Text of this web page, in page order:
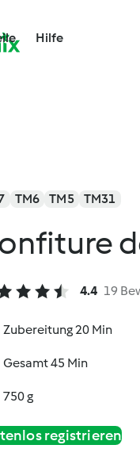
Hilfe
TM6 TM5 TM31
4.4 19
Zubereitung 20 Min
Gesamt 45 Min
750 g
registrieren